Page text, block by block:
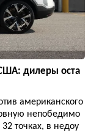
дилеры оста
американского
непобедимо
точках, в недоу